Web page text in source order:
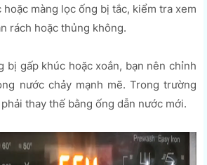
hoặc màng lọc ống bị tắc, kiểm tra xem
rách hoặc thủng không.
bị gấp khúc hoặc xoắn, bạn nên chỉnh
nước chảy mạnh mẽ. Trong trường
thay thế bằng ống dẫn nước mới.